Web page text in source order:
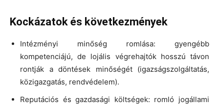
Kockázatok és következmények
Intézményi minőség romlása: gyengébb
kompetenciájú, de lojális végrehajtók hosszú távon
rontják a döntések minőségét (igazságszolgáltatás,
közigazgatás, rendvédelem).
Reputációs és gazdasági költségek: romló jogállami